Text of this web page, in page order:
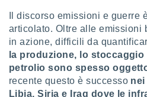
quali la
su
web,
e
di
Il discorso emissioni e guerre
articolato. Oltre alle emissioni
in azione, difficili da
la produzione, lo
petrolio sono spesso
recente questo è successo
Libia, Siria e Iraq dove le